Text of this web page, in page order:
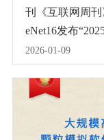
刊《互联网周刊
eNet16发布
鼎信息科技有限
2026-01-09